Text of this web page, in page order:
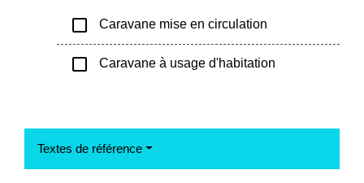
check_box_outline_blank Caravane mise en circulation
check_box_outline_blank Caravane à usage d'habitation
Textes de référence